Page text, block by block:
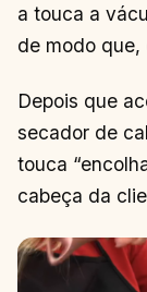
a touca a
de modo que,
Depois que
secador de
touca
cabeça da